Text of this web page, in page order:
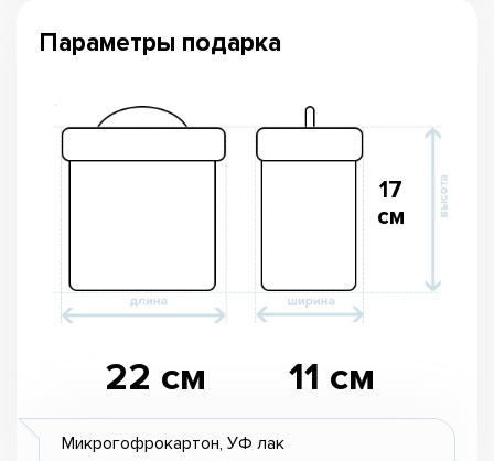
Параметры подарка
22 см 11 см
17
см
Микрогофрокартон, УФ лак